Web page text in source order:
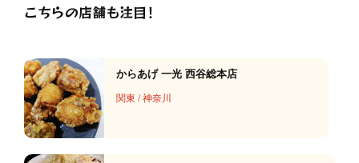
こちらの店舗も注目！
からあげ 一光 西谷総本店
関東 /神奈川